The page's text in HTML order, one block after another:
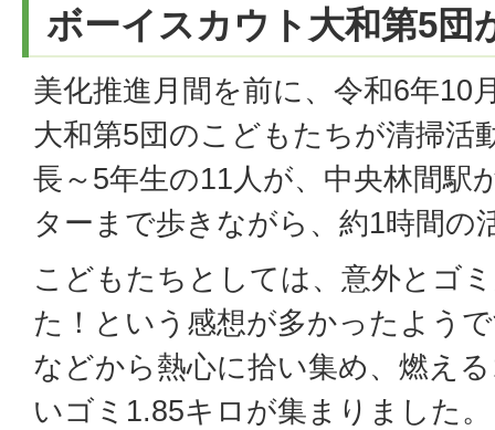
ボーイスカウト大和第5団
美化推進月間を前に、令和6年10
大和第5団のこどもたちが清掃活
長～5年生の11人が、中央林間駅
ターまで歩きながら、約1時間の
こどもたちとしては、意外とゴ
た！という感想が多かったよう
などから熱心に拾い集め、燃え
いゴミ1.85キロが集まりました。